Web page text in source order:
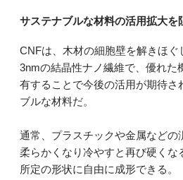
サステナブルな材料の活用拡大を
CNFは、木材の細胞壁を解きほぐ
3nmの結晶性ナノ繊維で、優れた
有することで今後の活用が期待さ
ブルな材料だ。
通常、プラスチックや金属などの
柔らかくなり冷やすと再び硬くな
所定の形状に自由に成形できる。